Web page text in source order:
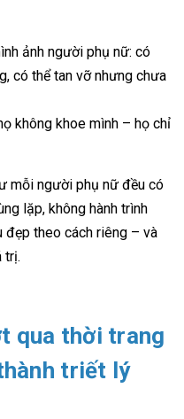
ảnh người phụ nữ: có
có thể tan vỡ nhưng chưa
không khoe mình – họ chỉ
mỗi người phụ nữ đều có
lặp, không hành trình
đẹp theo cách riêng – và
trị.
qua thời trang
triết lý